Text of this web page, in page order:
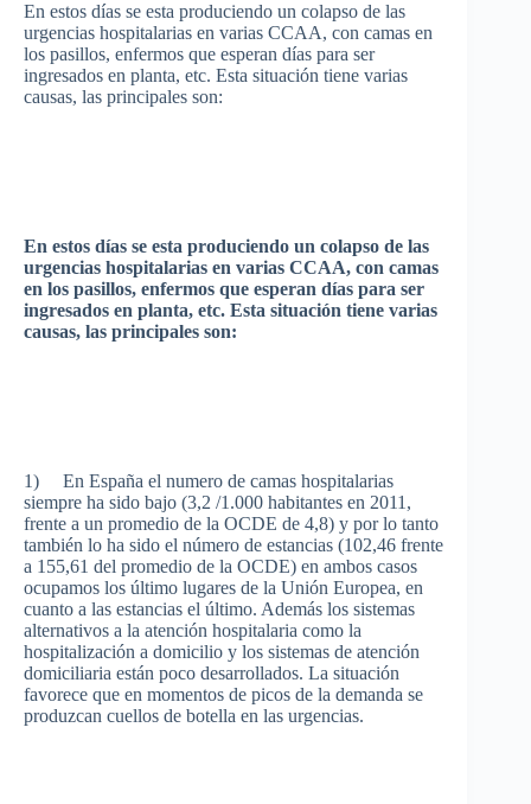
En estos días se esta produciendo un colapso de las
urgencias hospitalarias en varias CCAA, con camas en
los pasillos, enfermos que esperan días para ser
ingresados en planta, etc. Esta situación tiene varias
causas, las principales son:
En estos días se esta produciendo un colapso de las
urgencias hospitalarias en varias CCAA, con camas
en los pasillos, enfermos que esperan días para ser
ingresados en planta, etc. Esta situación tiene varias
causas, las principales son:
1) En España el numero de camas hospitalarias
siempre ha sido bajo (3,2 /1.000 habitantes en 2011,
frente a un promedio de la OCDE de 4,8) y porlo tanto
también lo ha sido el número de estancias (102,46 frente
a 155,61 del promedio de la OCDE) en ambos casos
ocupamos los último lugares de la Unión Europea, en
cuanto a las estancias el último. Además los sistemas
alternativos a la atención hospitalaria como la
hospitalización a domicilio y los sistemas de atención
domiciliaria están poco desarrollados. La situación
favorece que en momentos de picos de la demanda se
produzcan cuellos de botella en las urgencias.